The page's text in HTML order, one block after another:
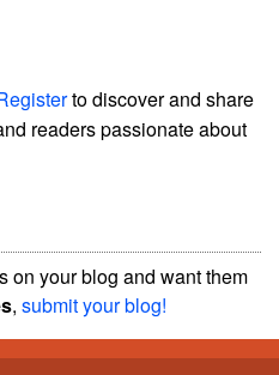
to discover and share
readers passionate about
on your blog and want them
, submit your blog!